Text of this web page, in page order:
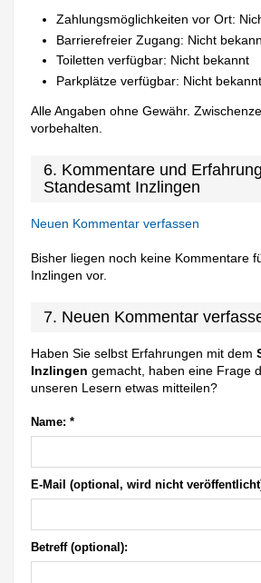
Zahlungsmöglichkeiten vor Ort:
Barrierefreier Zugang: Nicht
Toiletten verfügbar: Nicht bekannt
Parkplätze verfügbar: Nicht bekannt
Alle Angaben ohne Gewähr.
vorbehalten.
6. Kommentare und
Standesamt Inzlingen
Neuen Kommentar verfassen
Bisher liegen noch keine Kommentare
Inzlingen vor.
7. Neuen Kommentar
Haben Sie selbst Erfahrungen mit dem
Inzlingen gemacht, haben eine Frage
unseren Lesern etwas mitteilen?
Name: *
E-Mail (optional, wird nicht
Betreff (optional):